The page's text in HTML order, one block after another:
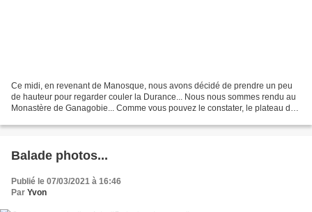
Ce midi, en revenant de Manosque, nous avons décidé de prendre un peu
de hauteur pour regarder couler la Durance... Nous nous sommes rendu au
Monastère de Ganagobie... Comme vous pouvez le constater, le plateau de
Balade photos...
Publié le 07/03/2021 à 16:46
Par Yvon